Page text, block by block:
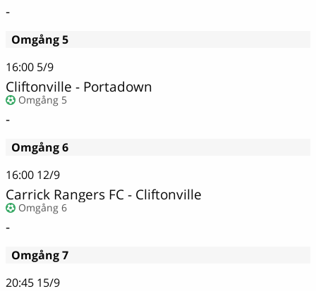
-
Omgång 5
16:00 5/9
Cliftonville - Portadown
Omgång 5
-
Omgång 6
16:00 12/9
Carrick Rangers FC - Cliftonville
Omgång 6
-
Omgång 7
20:45 15/9